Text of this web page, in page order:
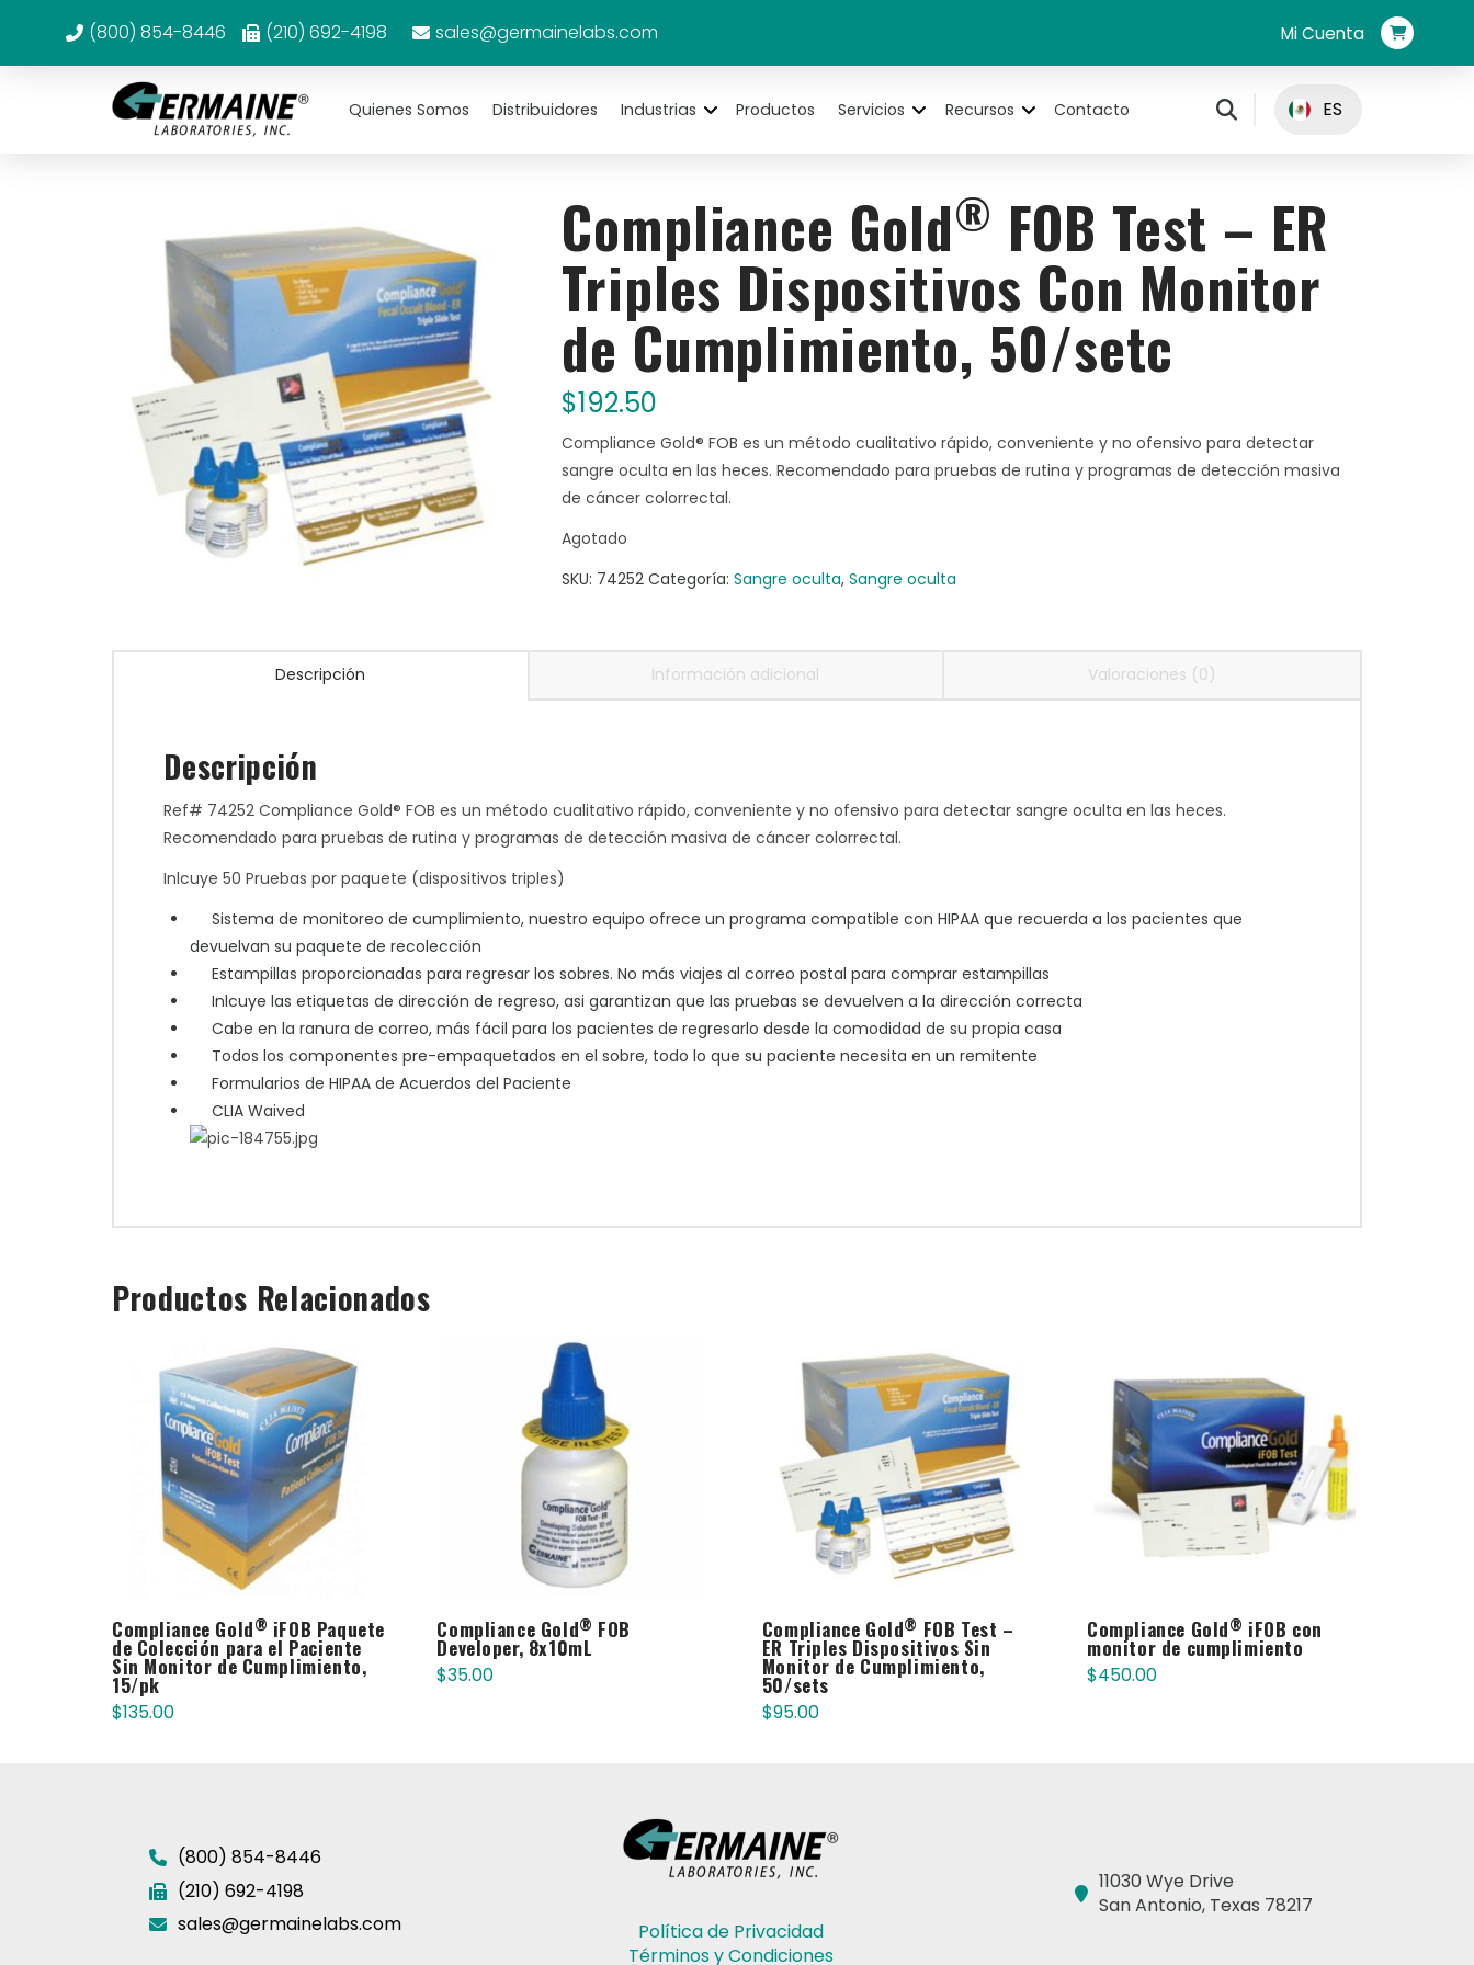
(800) 854-8446 (210) 692-4198 sales@germainelabs.com Mi Cuenta
Quienes Somos Distribuidores Industrias Productos Servicios Recursos Contacto ES
Compliance Gold® FOB Test – ER
Triples Dispositivos Con Monitor
de Cumplimiento, 50/setc
$192.50
Compliance Gold® FOB es un método cualitativo rápido, conveniente y no ofensivo para detectar
sangre oculta en las heces. Recomendado para pruebas de rutina y programas de detección masiva
de cáncer colorrectal.
Agotado
SKU: 74252 Categoría:Sangre oculta,Sangre oculta
Descripción Información adicional Valoraciones (0)
Descripción
Ref# 74252 Compliance Gold® FOB es un método cualitativo rápido, conveniente y no ofensivo para detectar sangre oculta en las heces.
Recomendado para pruebas de rutina y programas de detección masiva de cáncer colorrectal.
Inlcuye 50 Pruebas por paquete (dispositivos triples)
Sistema de monitoreo de cumplimiento, nuestro equipo ofrece un programa compatible con HIPAA que recuerda a los pacientes que
devuelvan su paquete de recolección
Estampillas proporcionadas para regresar los sobres. No más viajes al correo postal para comprar estampillas
Inlcuye las etiquetas de dirección de regreso, asi garantizan que las pruebas se devuelven a la dirección correcta
Cabe en la ranura de correo, más fácil para los pacientes de regresarlo desde la comodidad de su propia casa
Todos los componentes pre-empaquetados en el sobre, todo lo que su paciente necesita en un remitente
Formularios de HIPAA de Acuerdos del Paciente
CLIA Waived
Productos Relacionados
Compliance Gold® iFOB Paquete
de Colección para el Paciente
Sin Monitor de Cumplimiento,
15/pk
$135.00
Compliance Gold® FOB
Developer, 8x10mL
$35.00
Compliance Gold® FOB Test –
ER Triples Dispositivos Sin
Monitor de Cumplimiento,
50/sets
$95.00
Compliance Gold® iFOB con
monitor de cumplimiento
$450.00
(800) 854-8446
(210) 692-4198
sales@germainelabs.com
Política de Privacidad
Términos y Condiciones
11030 Wye Drive
San Antonio, Texas 78217